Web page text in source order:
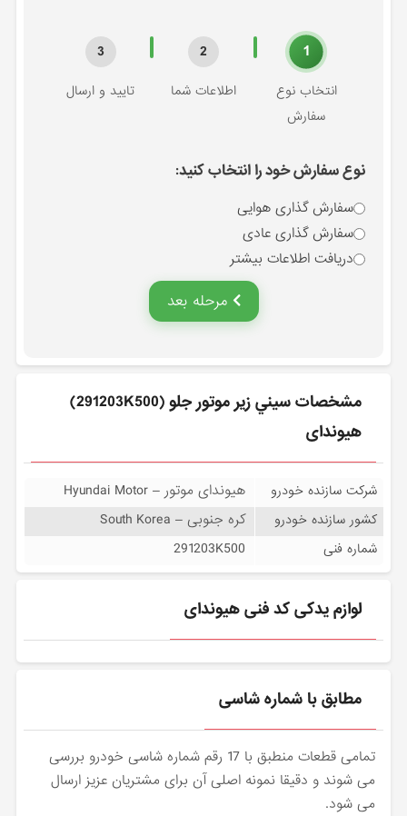
1
انتخاب نوع
سفارش
2
اطلاعات شما
3
تایید و ارسال
نوع سفارش خود را انتخاب کنید:
سفارش گذاری هوایی
سفارش گذاری عادی
دریافت اطلاعات بیشتر
مرحله بعد
مشخصات سيني زير موتور جلو (291203K500)
هیوندای
شرکت سازنده خودرو هیوندای موتور – Hyundai Motor
کشور سازنده خودرو کره جنوبی – South Korea
شماره فنی 291203K500
لوازم یدکی کد فنی هیوندای
مطابق با شماره شاسی
تمامی قطعات منطبق با 17 رقم شماره شاسی خودرو بررسی
می شوند و دقیقا نمونه اصلی آن برای مشتریان عزیز ارسال
می شود.